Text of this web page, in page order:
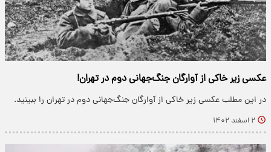
عکسی زیر خاکی از آوارگان جنگ‌جهانی دوم در تهران!
در این مطلب عکسی زیر خاکی از آوارگان جنگ‌جهانی دوم در تهران را ببینید.
۲ اسفند ۱۴۰۲